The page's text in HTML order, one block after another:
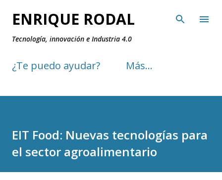
Ir al contenido principal
ENRIQUE RODAL
Tecnología, innovación e Industria 4.0
¿Te puedo ayudar? Más…
EIT Food: Nuevas tecnologías para
el sector agroalimentario